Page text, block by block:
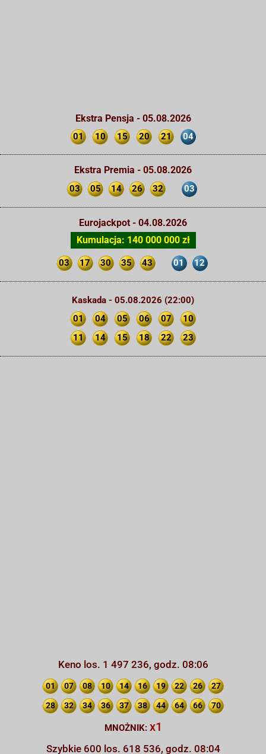
Ekstra Pensja - 05.08.2026
01 10 15 20 21 04
Ekstra Premia - 05.08.2026
03 05 14 26 32 03
Eurojackpot - 04.08.2026
Kumulacja: 140 000 000 zł
03 17 30 35 43 01 12
Kaskada - 05.08.2026 (22:00)
01
04 05 06 07
10
11
14 15 18 22 23
Keno los. 1 497 236, godz. 08:06
01 07 08 10 14 16 19 22 26 27
28 32 34 36 37 38 44 64 66 70
MNOŻNIK: x1
Szybkie 600 los. 618 536, godz. 08:04